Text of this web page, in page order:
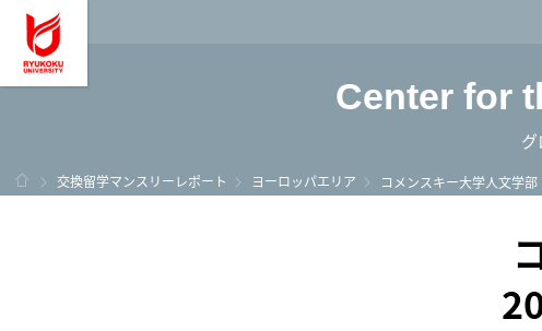
龍谷大学 You,
Center for
ホーム
交換留学マンスリーレポート ヨーロッパエリア コメンスキー大学人文学部